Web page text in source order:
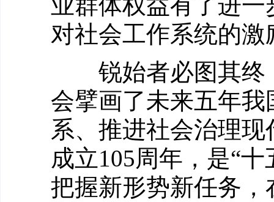
对社会工作系统的激
锐始者必图其终
会擘画了未来五年
系、推进社会治理
成立105周年，是“
把握新形势新任务